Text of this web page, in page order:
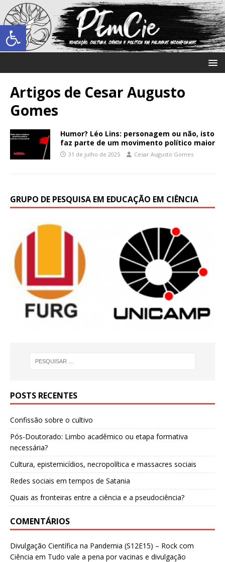
Abrir a barra de ferramentas
Artigos de Cesar Augusto
Gomes
Humor? Léo Lins: personagem ou não, isto
faz parte de um movimento político maior
31 de julho de 2025 Cesar Augusto Gomes
GRUPO DE PESQUISA EM EDUCAÇÃO EM CIÊNCIA
POSTS RECENTES
Confissão sobre o cultivo
Pós-Doutorado: Limbo acadêmico ou etapa formativa
necessária?
Cultura, epistemicídios, necropolítica e massacres sociais
Redes sociais em tempos de Satania
Quais as fronteiras entre a ciência e a pseudociência?
COMENTÁRIOS
Divulgação Científica na Pandemia (S12E15) – Rock com
Ciência em Tudo vale a pena por vacinas e divulgação